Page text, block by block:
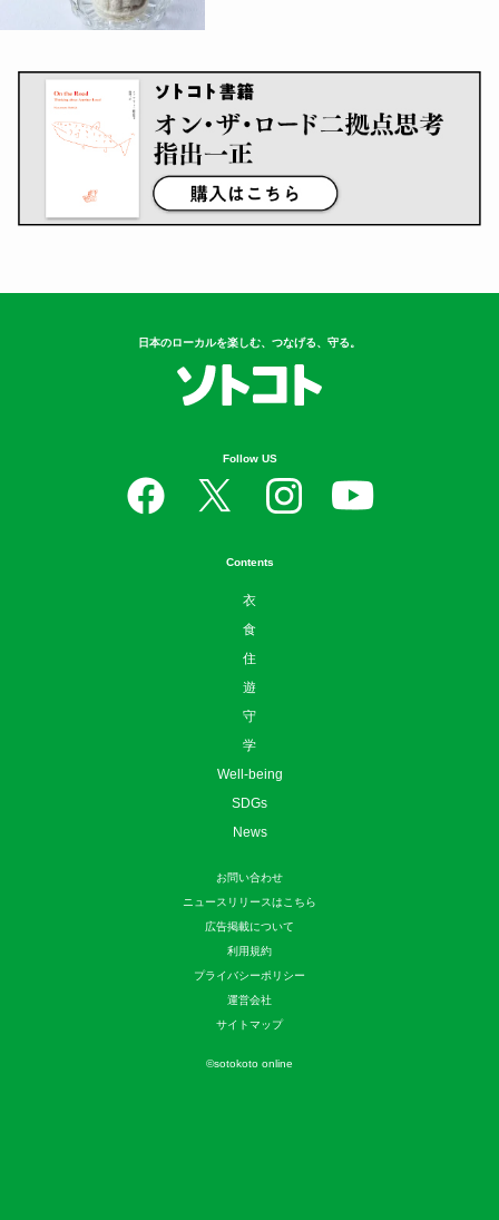
日本のローカルを楽しむ、つなげる、守る。
Follow US
Contents
衣
食
住
遊
守
学
Well-being
SDGs
News
お問い合わせ
ニュースリリースはこちら
広告掲載について
利用規約
プライバシーポリシー
運営会社
サイトマップ
©sotokoto online